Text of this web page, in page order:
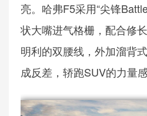
亮。哈弗F5采用“尖锋
状大嘴进气格栅，配合修
明利的双腰线，外加溜背
成反差，轿跑SUV的力量感